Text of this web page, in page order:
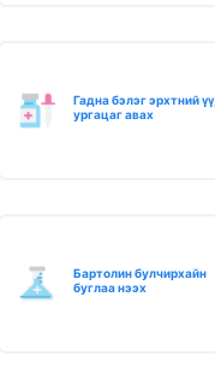
Гадна бэлэг эрхтний үү,
ургацаг авах
Бартолин булчирхайн
буглаа нээх